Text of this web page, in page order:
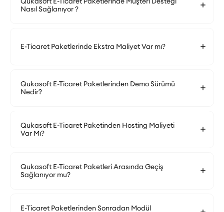
Nasıl Sağlanıyor ?
E-Ticaret Paketlerinde Ekstra Maliyet Var mı?
Qukasoft E-Ticaret Paketlerinden Demo Sürümü
Nedir?
Qukasoft E-Ticaret Paketinden Hosting Maliyeti
Var Mı?
Qukasoft E-Ticaret Paketleri Arasında Geçiş
Sağlanıyor mu?
E-Ticaret Paketlerinden Sonradan Modül